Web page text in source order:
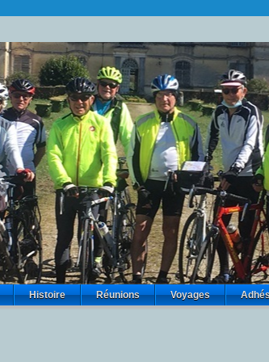
Histoire Réunions Voyages